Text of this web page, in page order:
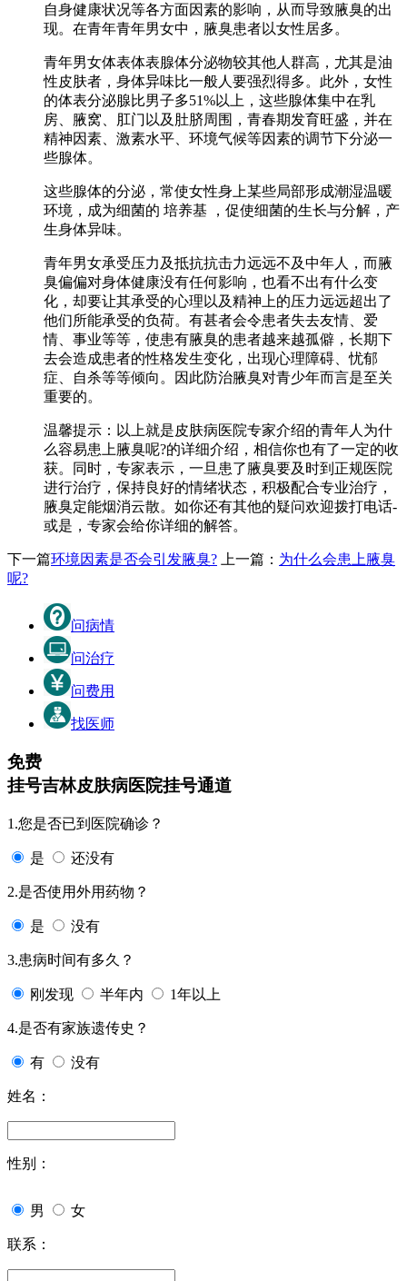
自身健康状况等各方面因素的影响，从而导致腋臭的出
现。在青年青年男女中，腋臭患者以女性居多。
青年男女体表体表腺体分泌物较其他人群高，尤其是油
性皮肤者，身体异味比一般人要强烈得多。此外，女性
的体表分泌腺比男子多51%以上，这些腺体集中在乳
房、腋窝、肛门以及肚脐周围，青春期发育旺盛，并在
精神因素、激素水平、环境气候等因素的调节下分泌一
些腺体。
这些腺体的分泌，常使女性身上某些局部形成潮湿温暖
环境，成为细菌的 培养基 ，促使细菌的生长与分解，产
生身体异味。
青年男女承受压力及抵抗抗击力远远不及中年人，而腋
臭偏偏对身体健康没有任何影响，也看不出有什么变
化，却要让其承受的心理以及精神上的压力远远超出了
他们所能承受的负荷。有甚者会令患者失去友情、爱
情、事业等等，使患有腋臭的患者越来越孤僻，长期下
去会造成患者的性格发生变化，出现心理障碍、忧郁
症、自杀等等倾向。因此防治腋臭对青少年而言是至关
重要的。
温馨提示：以上就是皮肤病医院专家介绍的青年人为什
么容易患上腋臭呢?的详细介绍，相信你也有了一定的收
获。同时，专家表示，一旦患了腋臭要及时到正规医院
进行治疗，保持良好的情绪状态，积极配合专业治疗，
腋臭定能烟消云散。如你还有其他的疑问欢迎拨打电话-
或是，专家会给你详细的解答。
下一篇环境因素是否会引发腋臭? 上一篇： 为什么会患上腋臭
呢?
问病情
问治疗
问费用
找医师
免费
挂号吉林皮肤病医院挂号通道
1.您是否已到医院确诊？
是 还没有
2.是否使用外用药物？
是 没有
3.患病时间有多久？
刚发现 半年内 1年以上
4.是否有家族遗传史？
有 没有
姓名：
性别：
男 女
联系：